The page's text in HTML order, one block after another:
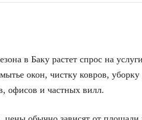
в Баку растет спрос на
окон, чистку ковров, уборку
офисов и частных вилл.